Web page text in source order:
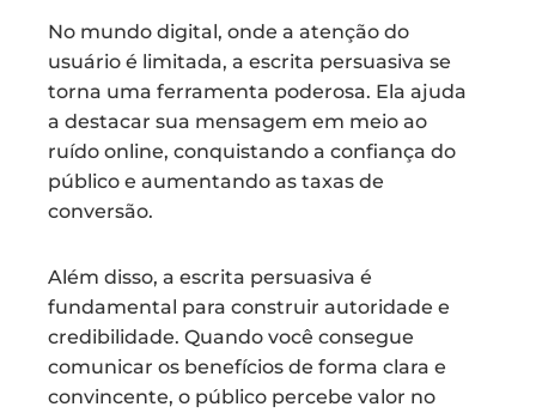
No mundo digital, onde a atenção do
usuário é limitada, a escrita persuasiva se
torna uma ferramenta poderosa. Ela ajuda
a destacar sua mensagem em meio ao
ruído online, conquistando a confiança do
público e aumentando as taxas de
conversão.
Além disso, a escrita persuasiva é
fundamental para construir autoridade e
credibilidade. Quando você consegue
comunicar os benefícios de forma clara e
convincente, o público percebe valor no